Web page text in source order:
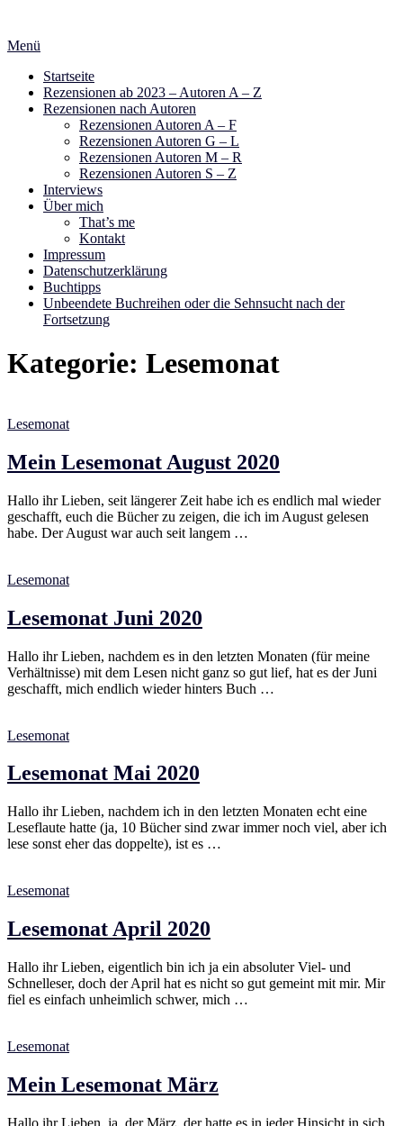
springen
Menü
Startseite
Rezensionen ab 2023 – Autoren A – Z
Rezensionen nach Autoren
Rezensionen Autoren A – F
Rezensionen Autoren G – L
Rezensionen Autoren M – R
Rezensionen Autoren S – Z
Interviews
Über mich
That’s me
Kontakt
Impressum
Datenschutzerklärung
Buchtipps
Unbeendete Buchreihen oder die Sehnsucht nach der
Fortsetzung
Kategorie: Lesemonat
Lesemonat
Mein Lesemonat August 2020
Hallo ihr Lieben, seit längerer Zeit habe ich es endlich mal wieder
geschafft, euch die Bücher zu zeigen, die ich im August gelesen
habe. Der August war auch seit langem …
Lesemonat
Lesemonat Juni 2020
Hallo ihr Lieben, nachdem es in den letzten Monaten (für meine
Verhältnisse) mit dem Lesen nicht ganz so gut lief, hat es der Juni
geschafft, mich endlich wieder hinters Buch …
Lesemonat
Lesemonat Mai 2020
Hallo ihr Lieben, nachdem ich in den letzten Monaten echt eine
Leseflaute hatte (ja, 10 Bücher sind zwar immer noch viel, aber ich
lese sonst eher das doppelte), ist es …
Lesemonat
Lesemonat April 2020
Hallo ihr Lieben, eigentlich bin ich ja ein absoluter Viel- und
Schnelleser, doch der April hat es nicht so gut gemeint mit mir. Mir
fiel es einfach unheimlich schwer, mich …
Lesemonat
Mein Lesemonat März
Hallo ihr Lieben, ja, der März, der hatte es in jeder Hinsicht in sich.